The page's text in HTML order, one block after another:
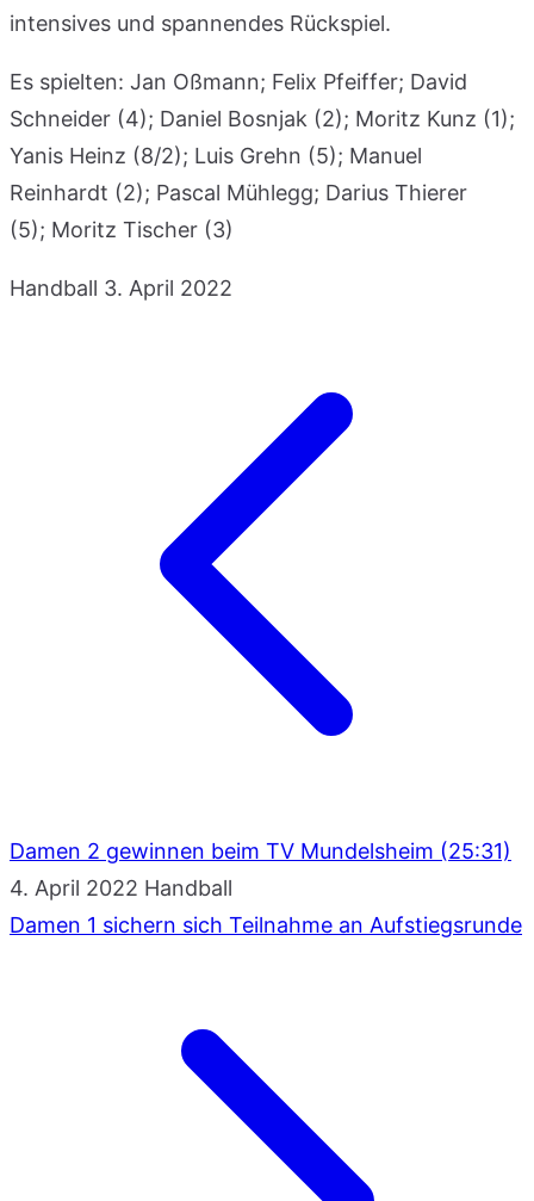
intensives und spannendes Rückspiel.
Es spielten: Jan Oßmann; Felix Pfeiffer; David
Schneider (4); Daniel Bosnjak (2); Moritz Kunz (1);
Yanis Heinz (8/2); Luis Grehn (5); Manuel
Reinhardt (2); Pascal Mühlegg; Darius Thierer
(5); Moritz Tischer (3)
Handball 3. April 2022
Damen 2 gewinnen beim TV Mundelsheim (25:31)
4. April 2022 Handball
Damen 1 sichern sich Teilnahme an Aufstiegsrunde